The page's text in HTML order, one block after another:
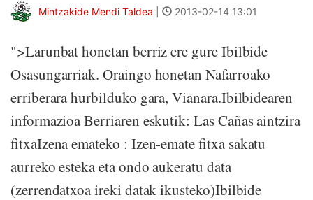
Mintzakide Mendi Taldea 2013-02-14 13:01
">Larunbat honetan berriz ere gure Ibilbide
Osasungarriak. Oraingo honetan Nafarroako
erriberara hurbilduko gara, Vianara.Ibilbidearen
informazioa Berriaren eskutik: Las Cañas aintzira
fitxaIzena emateko : Izen-emate fitxa sakatu
aurreko esteka eta ondo aukeratu data
(zerrendatxoa ireki datak ikusteko)Ibilbide